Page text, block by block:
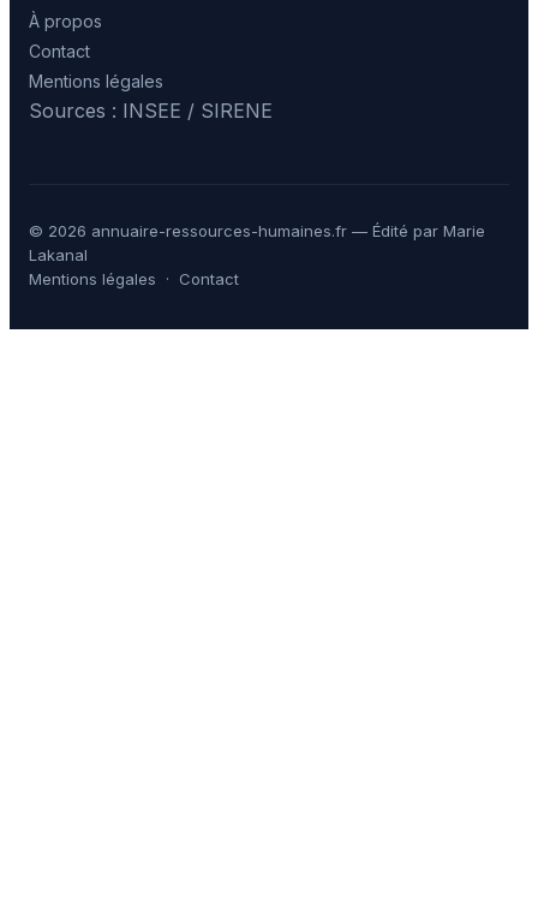
À propos
Contact
Mentions légales
Sources : INSEE / SIRENE
© 2026 annuaire-ressources-humaines.fr — Édité par Marie
Lakanal
Mentions légales · Contact